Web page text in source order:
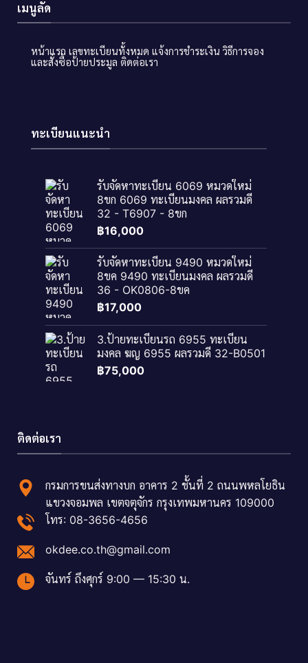
เมนูลัด
หน้าแรก เลขทะเบียนทั้งหมด แจ้งการชำระเงิน วิธีการจอง
และสั่งซื้อป้ายประมูล ติดต่อเรา
ทะเบียนแนะนำ
รับจัดหาทะเบียน 6069 หมวดใหม่
8ขก 6069 ทะเบียนมงคล ผลรวมดี
32 - T6907 - 8ขก
฿16,000
รับจัดหาทะเบียน 9490 หมวดใหม่
8ขค 9490 ทะเบียนมงคล ผลรวมดี
36 - OK0806-8ขค
฿17,000
3.ป้ายทะเบียนรถ 6955 ทะเบียน
มงคล ฆญ 6955 ผลรวมดี 32-B0501
฿75,000
ติดต่อเรา
กรมการขนส่งทางบก อาคาร 2 ชั้นที่ 2 ถนนพหลโยธิน
แขวงจอมพล เขตจตุจักร กรุงเทพมหานคร 109000
โทร: 08-3656-4656
okdee.co.th@gmail.com
จันทร์ ถึงศุกร์ 9:00 — 15:30 น.